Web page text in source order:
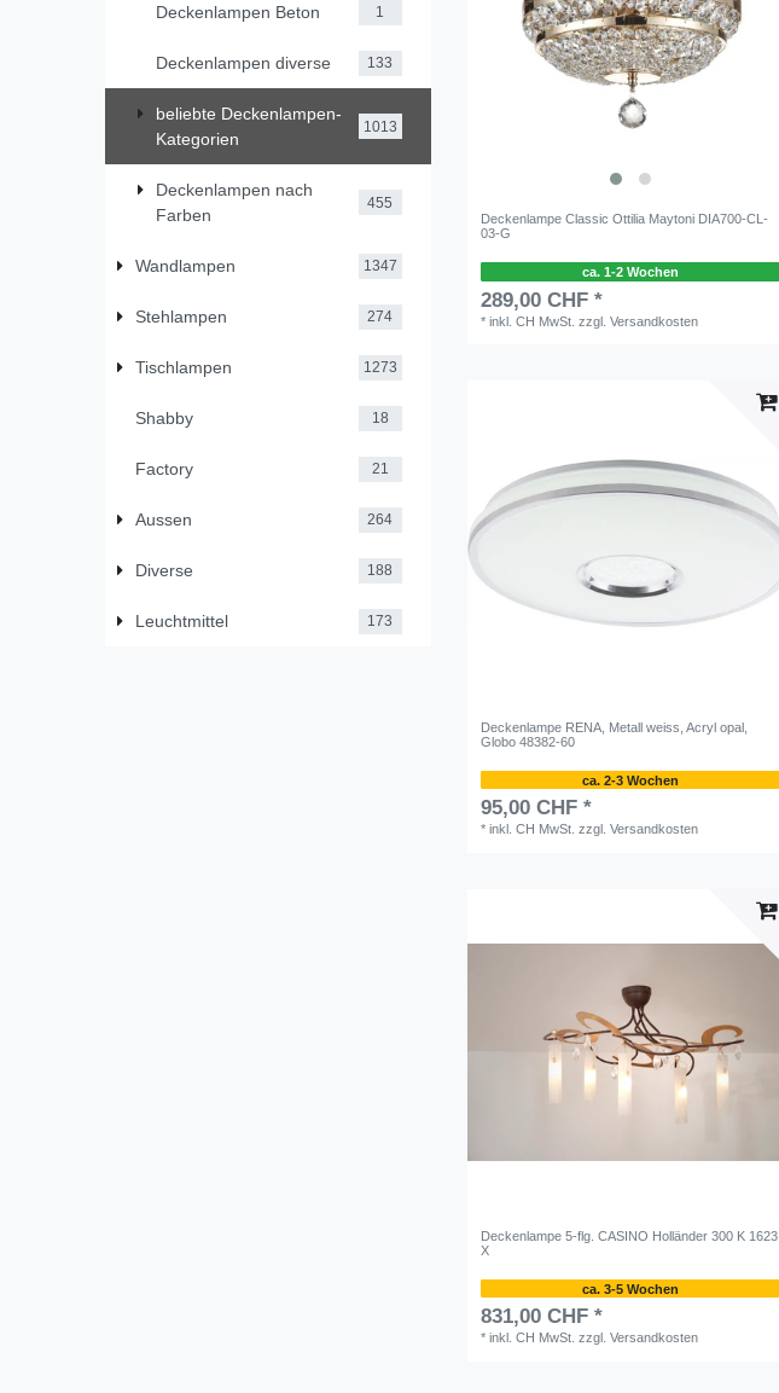
Deckenlampen Beton 1
Deckenlampen diverse 133
beliebte Deckenlampen-
Kategorien
1013
Deckenlampen nach
Farben
455
Wandlampen 1347
Stehlampen 274
Tischlampen 1273
Shabby 18
Factory 21
Aussen 264
Diverse 188
Leuchtmittel 173
Deckenlampe Classic Ottilia Maytoni DIA700-CL-
03-G
ca. 1-2 Wochen
289,00 CHF *
*inkl. CH MwSt. zzgl.Versandkosten
Deckenlampe RENA, Metall weiss, Acryl opal,
Globo 48382-60
ca. 2-3 Wochen
95,00 CHF *
*inkl. CH MwSt. zzgl.Versandkosten
Deckenlampe 5-flg. CASINO Holländer 300 K 1623
X
ca. 3-5 Wochen
831,00 CHF *
*inkl. CH MwSt. zzgl.Versandkosten